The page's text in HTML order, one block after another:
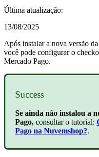
Última atualização:
13/08/2025
Após instalar a nova versão
você pode configurar o
Mercado Pago.
Success
Se ainda não instalou a
Pago, consultar o tutorial:
Pago na Nuvemshop?.